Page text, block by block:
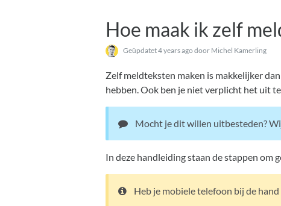
Hoe maak ik zelf
Geüpdatet4 years ago door Michel Kamerling
Zelf meldteksten maken is makkelijker
hebben. Ook ben je niet verplicht het uit
Mocht je dit willen uitbesteden?
In deze handleiding staan de stappen om
Heb je mobiele telefoon bij de